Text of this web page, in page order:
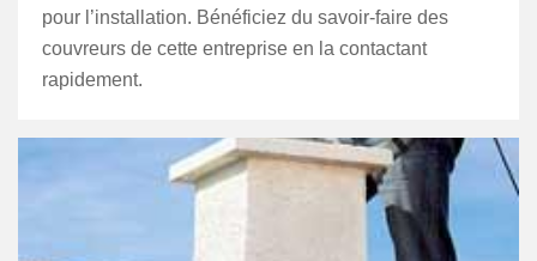
pour l’installation. Bénéficiez du savoir-faire des
couvreurs de cette entreprise en la contactant
rapidement.